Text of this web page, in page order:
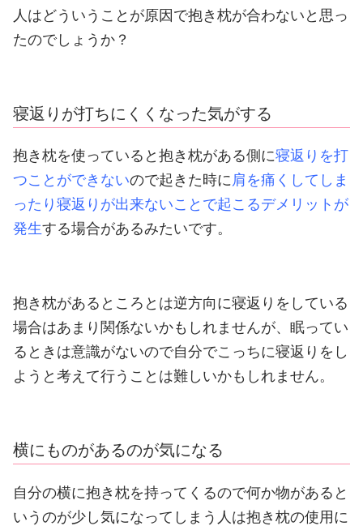
人はどういうことが原因で抱き枕が合わないと思っ
たのでしょうか？
寝返りが打ちにくくなった気がする
抱き枕を使っていると抱き枕がある側に寝返りを打
つことができないので起きた時に肩を痛くしてしま
ったり寝返りが出来ないことで起こるデメリットが
発生する場合があるみたいです。
抱き枕があるところとは逆方向に寝返りをしている
場合はあまり関係ないかもしれませんが、眠ってい
るときは意識がないので自分でこっちに寝返りをし
ようと考えて行うことは難しいかもしれません。
横にものがあるのが気になる
自分の横に抱き枕を持ってくるので何か物があると
いうのが少し気になってしまう人は抱き枕の使用に